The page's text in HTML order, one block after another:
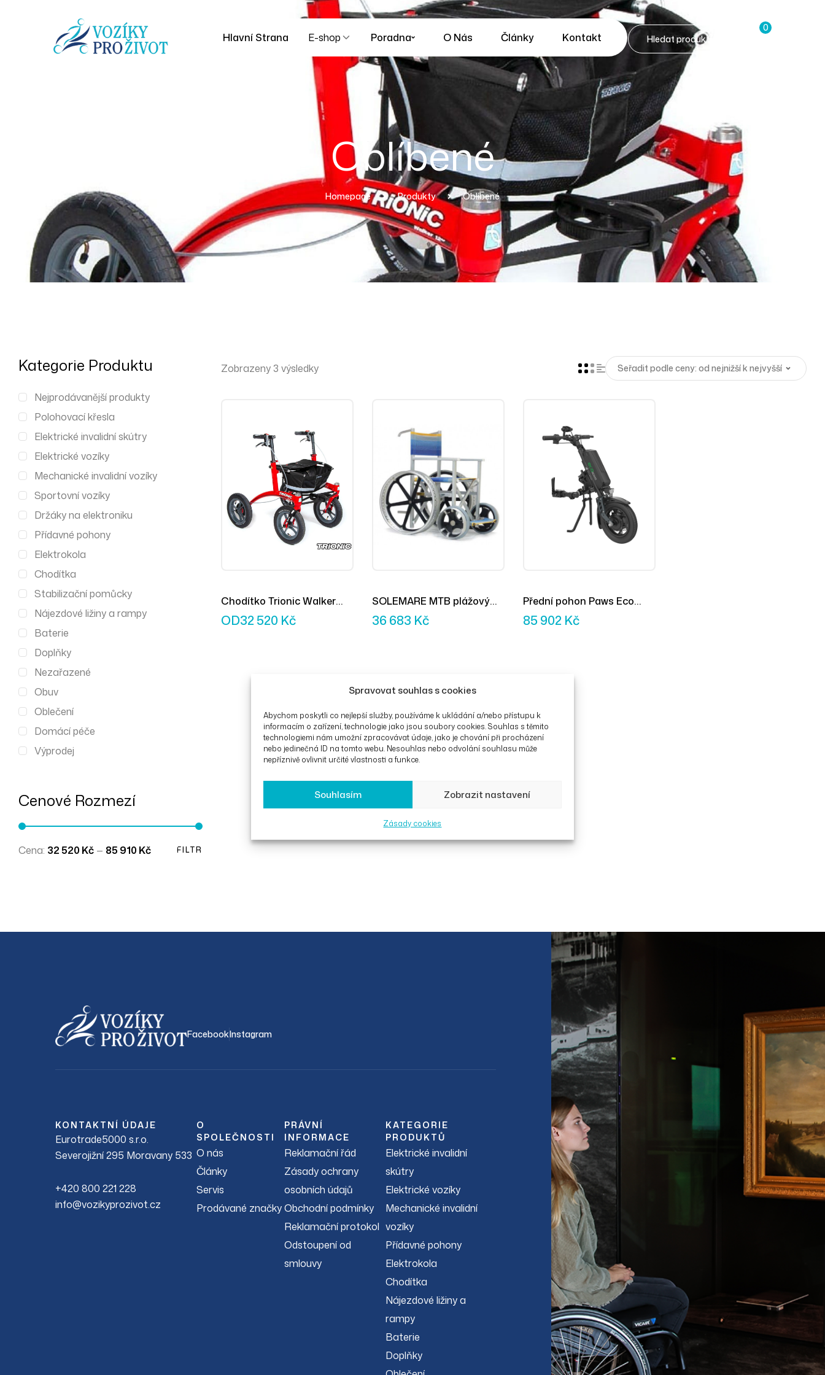
Spravovat souhlas s cookies
Abychom poskytli co nejlepší služby, používáme k ukládání a/nebo přístupu k
informacím o zařízení, technologie jako jsou soubory cookies. Souhlas s těmito
technologiemi nám umožní zpracovávat údaje, jako je chování při procházení
nebo jedinečná ID na tomto webu. Nesouhlas nebo odvolání souhlasu může
nepříznivě ovlivnit určité vlastnosti a funkce.
Souhlasím Zobrazit nastavení
Zásady cookies
Hlavní Strana E-shop Poradna O Nás Články Kontakt
0
Oblíbené
Homepage Produkty Oblíbené
Zobrazeny 3 výsledky
Chodítko Trionic Walker
12er S Red
OD32 520 Kč
SOLEMARE MTB plážový
čtyřkolový vozík
36 683 Kč
Přední pohon Paws Eco
Assist
85 902 Kč
Kategorie Produktu
Nejprodávanější produkty
Polohovací křesla
Elektrické invalidní skútry
Elektrické vozíky
Mechanické invalidní vozíky
Sportovní vozíky
Držáky na elektroniku
Přídavné pohony
Elektrokola
Chodítka
Stabilizační pomůcky
Nájezdové ližiny a rampy
Baterie
Doplňky
Nezařazené
Obuv
Oblečení
Domácí péče
Výprodej
Cenové Rozmezí
FILTR
Cena: 32 520 Kč — 85 910 Kč
FacebookInstagram
KONTAKTNÍ ÚDAJE
Eurotrade5000 s.r.o.
Severojižní 295 Moravany 533
+420 800 221 228
info@vozikyprozivot.cz
O
SPOLEČNOSTI
O nás
Články
Servis
Prodávané značky
PRÁVNÍ
INFORMACE
Reklamační řád
Zásady ochrany
osobních údajů
Obchodní podmínky
Reklamační protokol
Odstoupení od
smlouvy
KATEGORIE
PRODUKTŮ
Elektrické invalidní
skútry
Elektrické vozíky
Mechanické invalidní
vozíky
Přídavné pohony
Elektrokola
Chodítka
Nájezdové ližiny a
rampy
Baterie
Doplňky